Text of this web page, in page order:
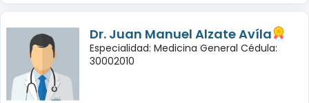
Dr. Juan Manuel Alzate Avíla
Especialidad: Medicina General Cédula:
30002010